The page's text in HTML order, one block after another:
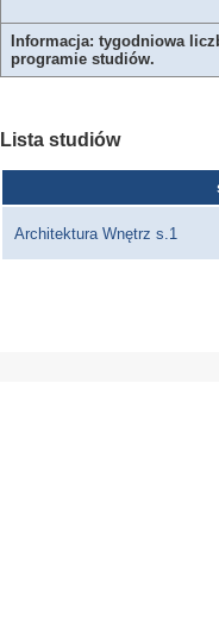
Informacja: tygodniowa
programie studiów.
Lista studiów
Architektura Wnętrz s.1